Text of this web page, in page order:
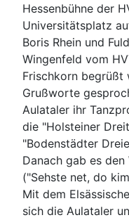
Hessenbühne der
Universitätsplatz
Boris Rhein und
Wingenfeld vom
Frischkorn begrüßt
Grußworte
Aulataler ihr
die "Holsteiner
"Bodenstädter
Danach gab es
("Sehste net, do
Mit dem
sich die Aulataler